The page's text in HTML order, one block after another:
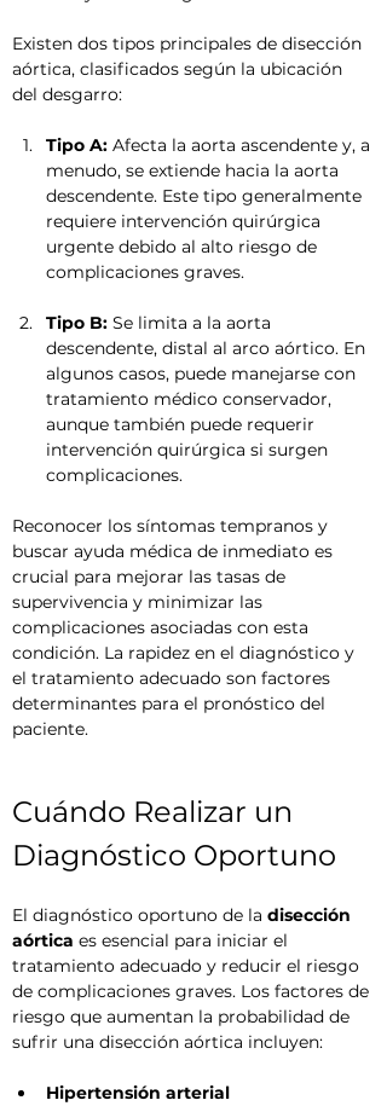
Existen dos tipos principales de disección
aórtica, clasificados según la ubicación
del desgarro:
Tipo A: Afecta la aorta ascendente y, a
menudo, se extiende hacia la aorta
descendente. Este tipo generalmente
requiere intervención quirúrgica
urgente debido al alto riesgo de
complicaciones graves.
Tipo B: Se limita a la aorta
descendente, distal al arco aórtico. En
algunos casos, puede manejarse con
tratamiento médico conservador,
aunque también puede requerir
intervención quirúrgica si surgen
complicaciones.
Reconocer los síntomas tempranos y
buscar ayuda médica de inmediato es
crucial para mejorar las tasas de
supervivencia y minimizar las
complicaciones asociadas con esta
condición. La rapidez en el diagnóstico y
el tratamiento adecuado son factores
determinantes para el pronóstico del
paciente.
Cuándo Realizar un
Diagnóstico Oportuno
El diagnóstico oportuno de la disección
aórtica es esencial para iniciar el
tratamiento adecuado y reducir el riesgo
de complicaciones graves. Los factores de
riesgo que aumentan la probabilidad de
sufrir una disección aórtica incluyen:
Hipertensión arterial